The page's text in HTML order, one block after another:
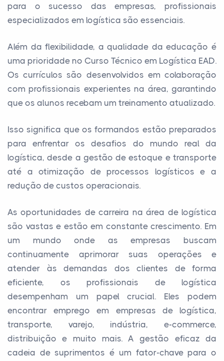
para o sucesso das empresas, profissionais
especializados em logística são essenciais.
Além da flexibilidade, a qualidade da educação é
uma prioridade no Curso Técnico em Logística EAD.
Os currículos são desenvolvidos em colaboração
com profissionais experientes na área, garantindo
que os alunos recebam um treinamento atualizado.
Isso significa que os formandos estão preparados
para enfrentar os desafios do mundo real da
logística, desde a gestão de estoque e transporte
até a otimização de processos logísticos e a
redução de custos operacionais.
As oportunidades de carreira na área de logística
são vastas e estão em constante crescimento. Em
um mundo onde as empresas buscam
continuamente aprimorar suas operações e
atender às demandas dos clientes de forma
eficiente, os profissionais de logística
desempenham um papel crucial. Eles podem
encontrar emprego em empresas de logística,
transporte, varejo, indústria, e-commerce,
distribuição e muito mais. A gestão eficaz da
cadeia de suprimentos é um fator-chave para o